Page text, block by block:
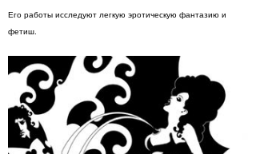
Его работы исследуют легкую эротическую фантазию и
фетиш.